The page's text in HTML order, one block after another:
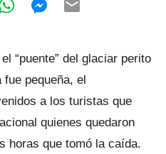
“puente” del glaciar perito
fue pequeña, el
a los turistas que
quienes quedaron
horas que tomó la caída.